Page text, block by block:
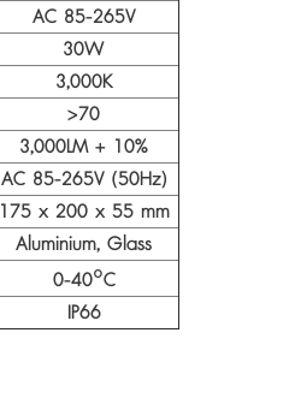
AC 85-265V
30W
3,000K
>70
3,000LM + 10%
AC 85-265V (50Hz)
175 x 200 x 55 mm
Aluminium, Glass
0-40°C
IP66